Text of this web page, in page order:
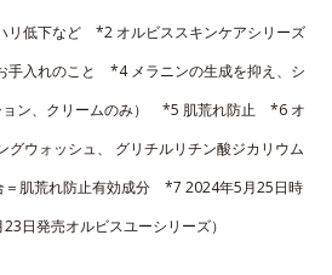
リ低下など *2 オルビススキンケアシリーズ
入れのこと *4 メラニンの生成を抑え、シ
ョン、クリームのみ） *5 肌荒れ防止 *6 オ
グウォッシュ、 グリチルリチン酸ジカリウム
＝肌荒れ防止有効成分 *7 2024年5月25日時
日発売オルビスユーシリーズ）